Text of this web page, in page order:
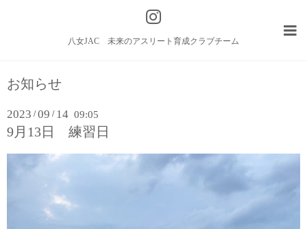
八女JAC 未来のアスリート育成クラブチーム
お知らせ
2023 /09 / 14 09:05
9月13日 練習日